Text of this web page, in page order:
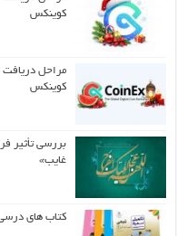
کوینکس
مراحل
کوینکس
بررسی تأثیر
غایب»
کتاب های